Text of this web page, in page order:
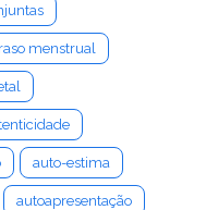
menstrual
auto-estima
autoapresentação